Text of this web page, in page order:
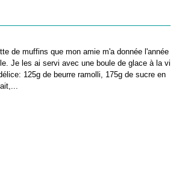
de muffins que mon amie m'a donnée l'année
Je les ai servi avec une boule de glace à la vi
125g de beurre ramolli, 175g de sucre en